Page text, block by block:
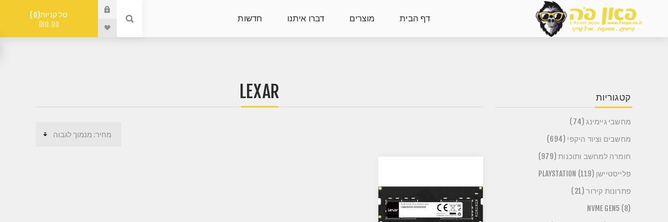
דף הבית מוצרים דברו איתנו חדשות סל קניות 0
₪0.00
LEXAR קטגוריות
מחשבי גיימינג (74)
מחשבים וציוד היקפי (694)
חומרה למחשב ותוכנות (979)
פלייסטיישן PLAYSTATION (119)
פתרונות קירור (21)
NVME GEN5 (8)